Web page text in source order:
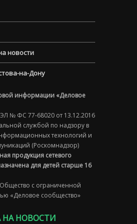
новости
на-Дону
информации «Деловое
ЭЛ № ФС 77-68020 от 13.12.2016
службой по надзору в
технологий и
(Роскомнадзор)
продукция сетевого
для детей старше 16
с ограниченной
«Деловое сообщество»
НОВОСТИ